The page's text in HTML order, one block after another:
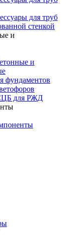
для труб
стенкой
и
и
фундаментов
для РЖД